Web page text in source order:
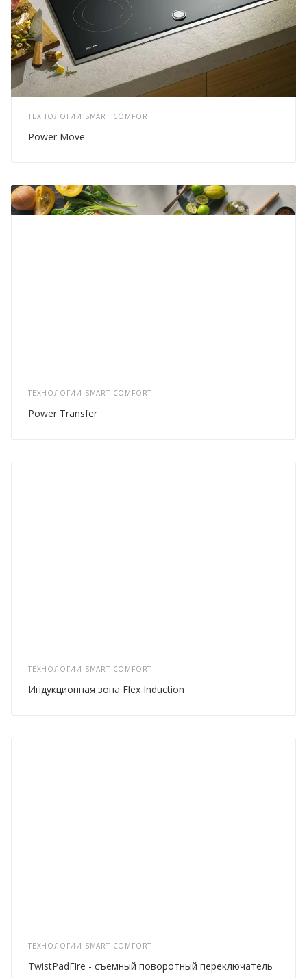
ТЕХНОЛОГИИ SMART COMFORT
Power Move
ТЕХНОЛОГИИ SMART COMFORT
Power Transfer
ТЕХНОЛОГИИ SMART COMFORT
Индукционная зона Flex Induction
ТЕХНОЛОГИИ SMART COMFORT
TwistPadFire - съемный поворотный переключатель